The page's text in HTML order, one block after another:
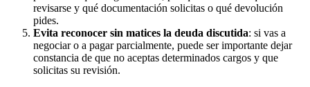
revisarse y qué documentación solicitas o qué devolución
pides.
Evita reconocer sin matices la deuda discutida: si vas a
negociar o a pagar parcialmente, puede ser importante dejar
constancia de que no aceptas determinados cargos y que
solicitas su revisión.